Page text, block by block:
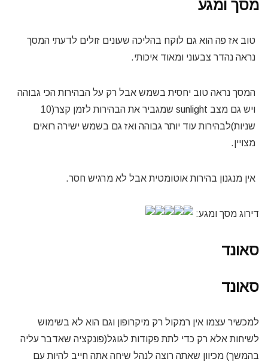
מסך ומגע
טוב אז פה הוא גם לוקח בהליכה שעונים זולים לדעתי המסך
נראה נהדר צבעוני ומאוד איכותי.
המסך נראה טוב יחסית בשמש אבל רק על הבהירות הכי גבוהה
ויש גם מצב sunlight
שמגביר את הבהירות לזמן קצר(10
שניות)לבהירות עוד יותר גבוהה ואז גם בשמש ישירה רואים
מצויין.
אין מנגנון בהירות אוטומטית אבל לא מרגיש חסר.
דירוג מסך ומגע:
סאונד
סאונד
למכשיר עצמו אין רמקול רק מיקרופון וגם הוא לא בשימוש
לשיחות אלא רק כדי לתת פקודות לגוגל(פונקציה שאדבר עליה
בהמשך) מכיוון שאתה רוצה לנהל שיחה אתה חייב להיות עם